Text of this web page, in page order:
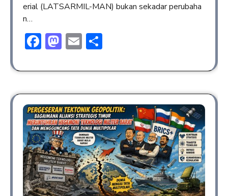
erial (LATSARMIL-MAN) bukan sekadar perubaha
n…
Facebook
Mastodon
Email